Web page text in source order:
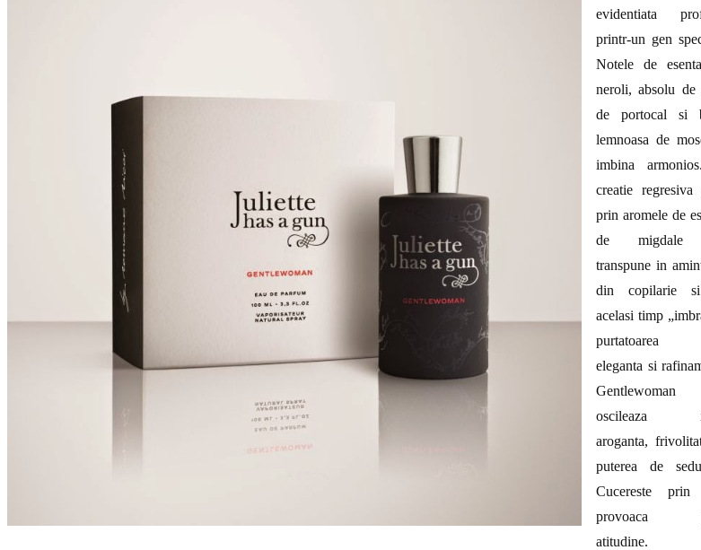
evidentiata
printr-un gen
Notele de
neroli, absolu de
de portocal si
lemnoasa de
imbina
creatie regresiva
prin aromele de
de migdale
transpune in
din copilarie
acelasi timp
purtatoarea
eleganta si
Gentlewoman
oscileaza
aroganta,
puterea de
Cucereste prin
provoaca
atitudine.